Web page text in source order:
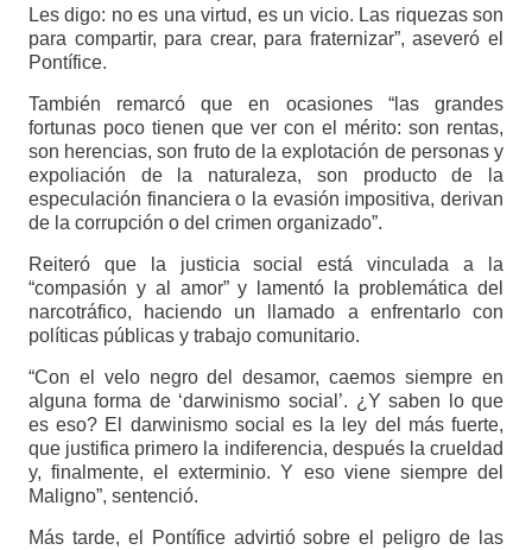
Les digo: no es una virtud, es un vicio. Las riquezas son
para compartir, para crear, para fraternizar”, aseveró el
Pontífice.
También remarcó que en ocasiones “las grandes
fortunas poco tienen que ver con el mérito: son rentas,
son herencias, son fruto de la explotación de personas y
expoliación de la naturaleza, son producto de la
especulación financiera o la evasión impositiva, derivan
de la corrupción o del crimen organizado”.
Reiteró que la justicia social está vinculada a la
“compasión y al amor” y lamentó la problemática del
narcotráfico, haciendo un llamado a enfrentarlo con
políticas públicas y trabajo comunitario.
“Con el velo negro del desamor, caemos siempre en
alguna forma de ‘darwinismo social’. ¿Y saben lo que
es eso? El darwinismo social es la ley del más fuerte,
que justifica primero la indiferencia, después la crueldad
y, finalmente, el exterminio. Y eso viene siempre del
Maligno”, sentenció.
Más tarde, el Pontífice advirtió sobre el peligro de las